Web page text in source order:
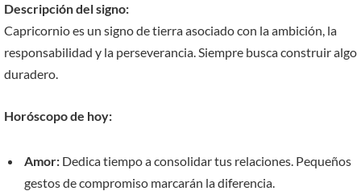
Descripción del signo:
Capricornio es un signo de tierra asociado con la ambición, la
responsabilidad y la perseverancia. Siempre busca construir algo
duradero.
Horóscopo de hoy:
Amor: Dedica tiempo a consolidar tus relaciones. Pequeños
gestos de compromiso marcarán la diferencia.